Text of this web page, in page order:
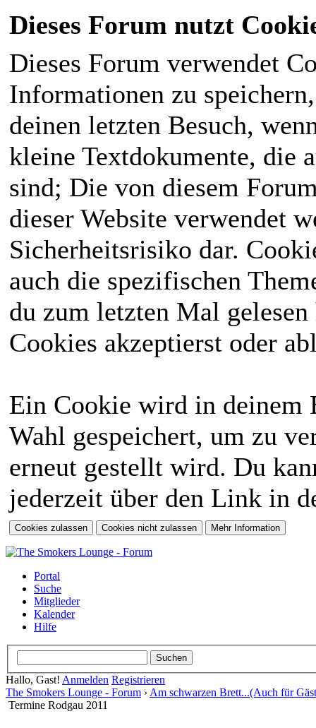
Dieses Forum nutzt
Dieses Forum verwendet
Informationen zu
deinen letzten Besuch,
kleine Textdokumente, die
sind; Die von diesem
dieser Website verwendet
Sicherheitsrisiko dar.
auch die spezifischen
du zum letzten Mal
Cookies akzeptierst oder
Ein Cookie wird in deinem
Wahl gespeichert, um zu
erneut gestellt wird. Du
jederzeit über den Link in
Portal
Suche
Mitglieder
Kalender
Hilfe
Hallo, Gast! Anmelden Registrieren
The Smokers Lounge - Forum › Am schwarzen Brett...(Auch für
Termine Rodgau 2011